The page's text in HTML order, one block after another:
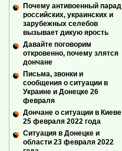
Почему антивоенный парад
российских, украинских и
зарубежных селебов
вызывает дикую ярость
Давайте поговорим
откровенно, почему злятся
дончане
Письма, звонки и
сообщения о ситуации в
Украине и Донецке 26
февраля
Дончане о ситуации в Киеве
25 февраля 2022 года
Ситуация в Донецке и
области 23 февраля 2022